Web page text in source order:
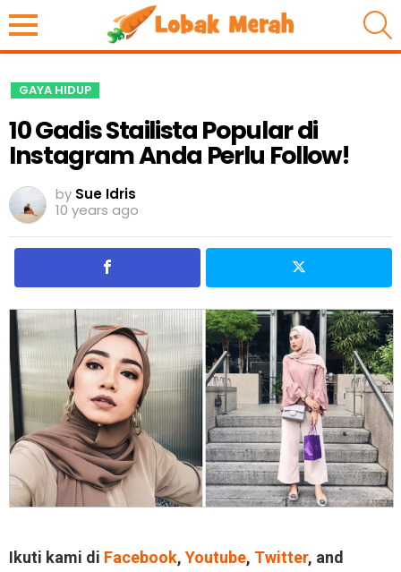
GAYA HIDUP
10 Gadis Stailista Popular di
Instagram Anda Perlu Follow!
by Sue Idris
10 years ago
Ikuti kami di Facebook, Youtube, Twitter, and